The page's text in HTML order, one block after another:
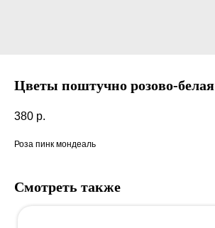
Цветы поштучно розово-белая
380 р.
Роза пинк мондеаль
Смотреть также